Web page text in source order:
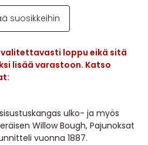
loppu eikä sitä
lisää varastoon. Katso
ulko- ja myös
Willow Bough, Pajunoksat
vuonna 1887.
suosikkeihin